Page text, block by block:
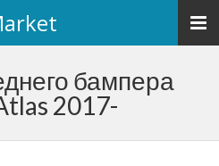
бампера
2017-